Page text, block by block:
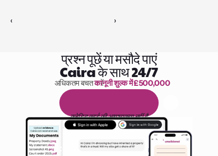
‹ ›
प्रश्न पूछें या मसौदे पाएं
Caira के साथ 24/7
पढ़ने के 1,000 घंटे
अधिकतम बचत करें कानूनी शुल्क में £500,000
िन यल
क्रेडिट कार्ड की आवश्यकता नहीं है